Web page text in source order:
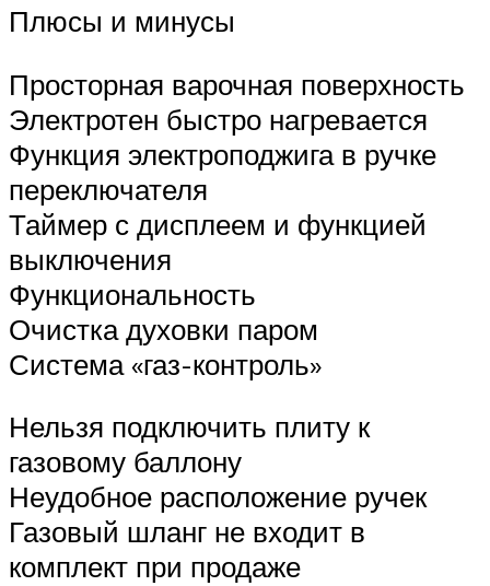
Плюсы и минусы
Просторная варочная поверхность
Электротен быстро нагревается
Функция электроподжига в ручке
переключателя
Таймер с дисплеем и функцией
выключения
Функциональность
Очистка духовки паром
Система «газ-контроль»
Нельзя подключить плиту к
газовому баллону
Неудобное расположение ручек
Газовый шланг не входит в
комплект при продаже